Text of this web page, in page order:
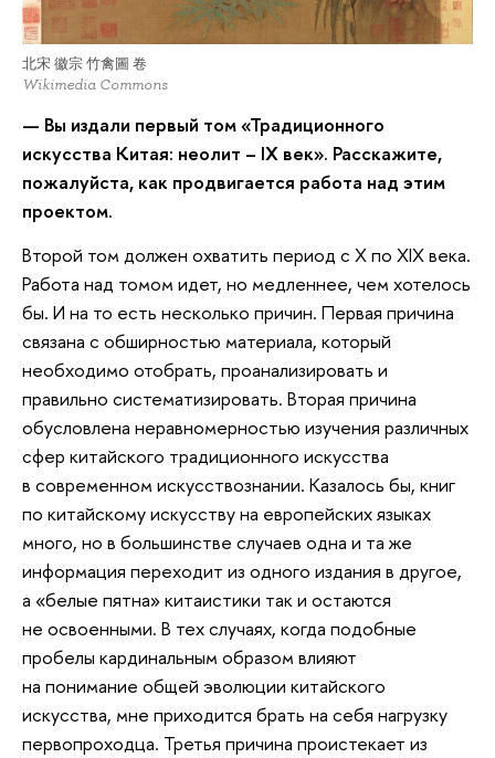
北宋 徽宗 竹禽圖 卷
Wikimedia Commons
— Вы издали первый том «Традиционного
искусства Китая: неолит – IX век». Расскажите,
пожалуйста, как продвигается работа над этим
проектом.
Второй том должен охватить период с Х по XIX века.
Работа над томом идет, но медленнее, чем хотелось
бы. И на то есть несколько причин. Первая причина
связана с обширностью материала, который
необходимо отобрать, проанализировать и
правильно систематизировать. Вторая причина
обусловлена неравномерностью изучения различных
сфер китайского традиционного искусства
в современном искусствознании. Казалось бы, книг
по китайскому искусству на европейских языках
много, но в большинстве случаев одна и та же
информация переходит из одного издания в другое,
а «белые пятна» китаистики так и остаются
не освоенными. В тех случаях, когда подобные
пробелы кардинальным образом влияют
на понимание общей эволюции китайского
искусства, мне приходится брать на себя нагрузку
первопроходца. Третья причина проистекает из